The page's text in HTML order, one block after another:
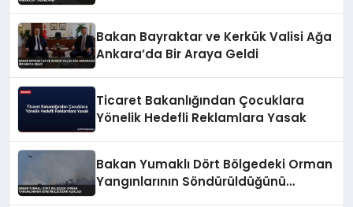
Bakan Bayraktar ve Kerkük Valisi Ağa
Ankara’da Bir Araya Geldi
Ticaret Bakanlığından Çocuklara
Yönelik Hedefli Reklamlara Yasak
Bakan Yumaklı Dört Bölgedeki Orman
Yangınlarının Söndürüldüğünü